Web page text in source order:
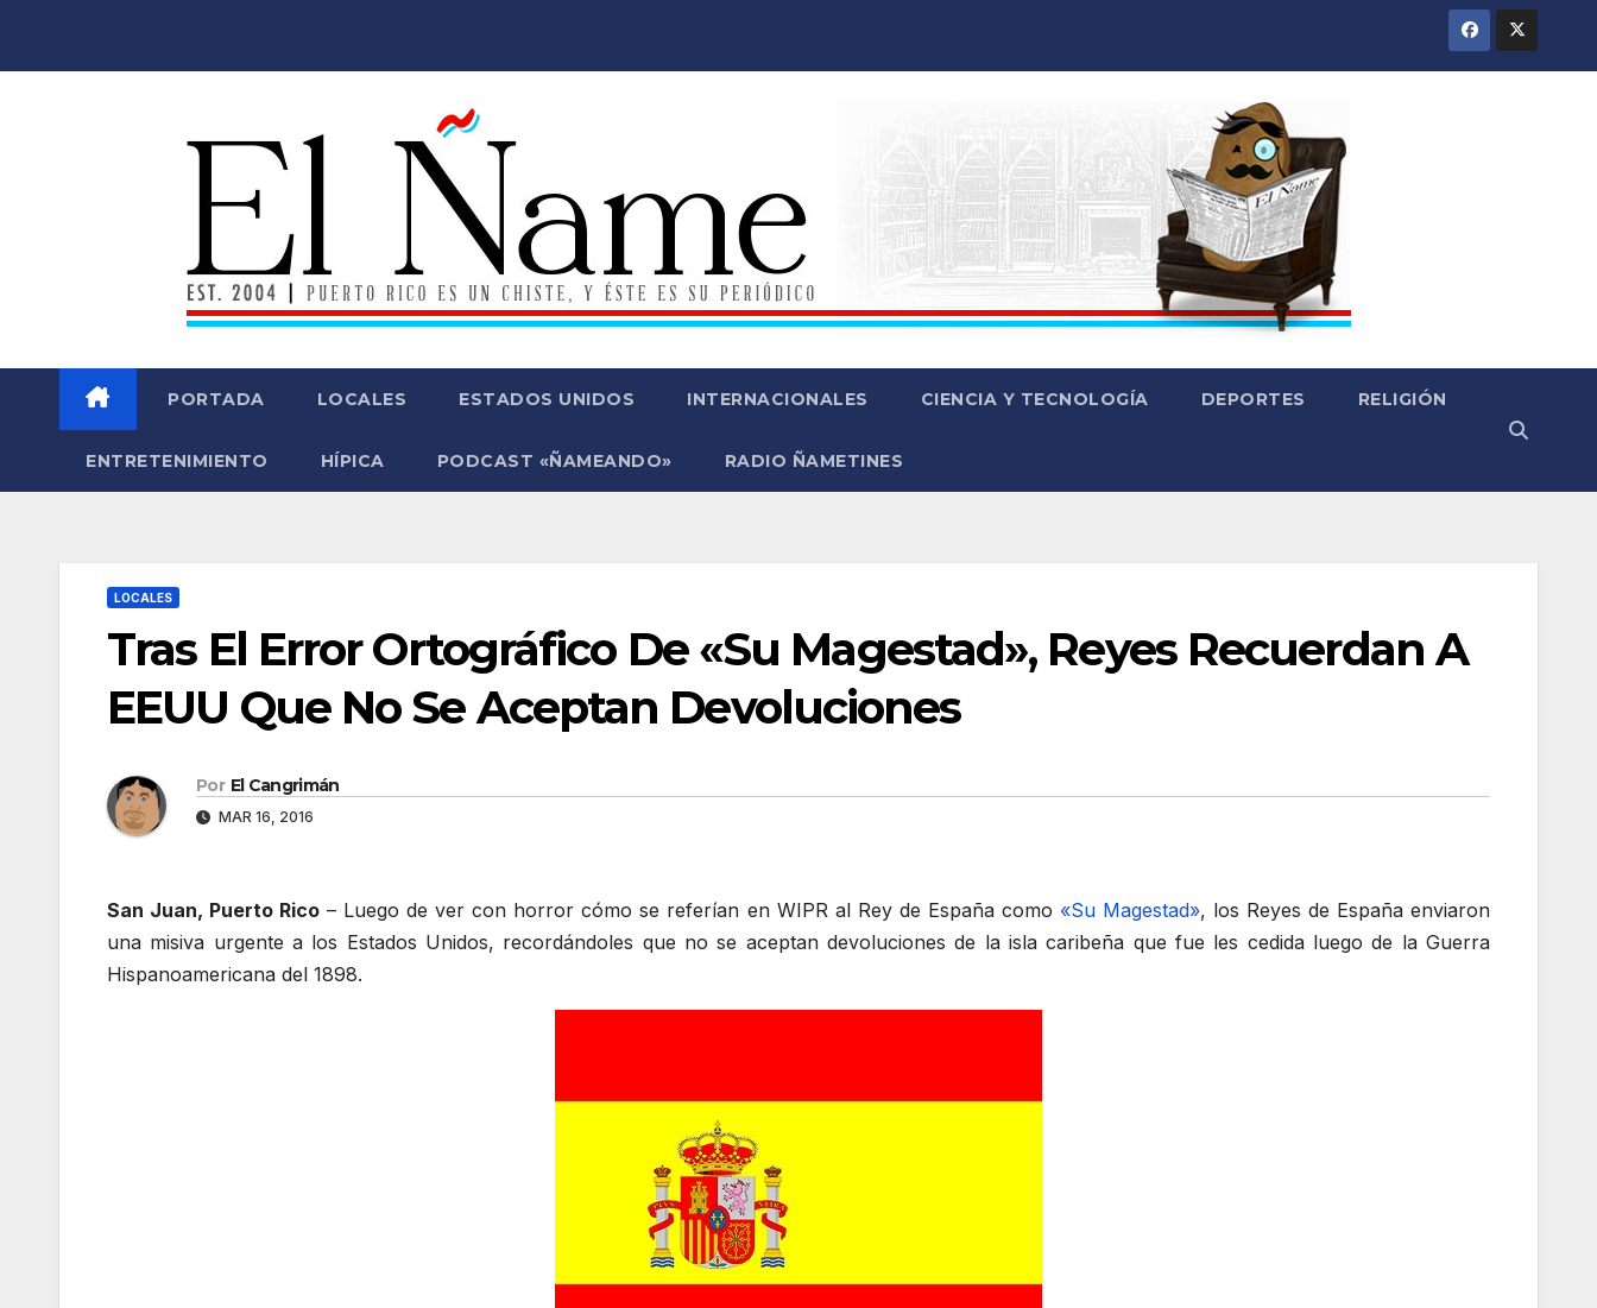
PORTADA LOCALES ESTADOS UNIDOS INTERNACIONALES CIENCIA Y TECNOLOGÍA DEPORTES RELIGIÓN
ENTRETENIMIENTO HÍPICA PODCAST «ÑAMEANDO» RADIO ÑAMETINES
LOCALES
Tras El Error Ortográfico De «Su Magestad», Reyes Recuerdan A
EEUU Que No Se Aceptan Devoluciones
Por El Cangrimán
MAR 16, 2016
San Juan, Puerto Rico – Luego de ver con horror cómo se referían en WIPR al Rey de España como «Su Magestad», los Reyes de España enviaron
una misiva urgente a los Estados Unidos, recordándoles que no se aceptan devoluciones de la isla caribeña que fue les cedida luego de la Guerra
Hispanoamericana del 1898.